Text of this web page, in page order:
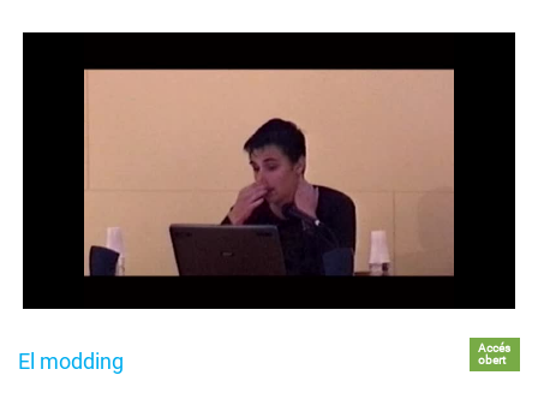
El modding
Accés
obert